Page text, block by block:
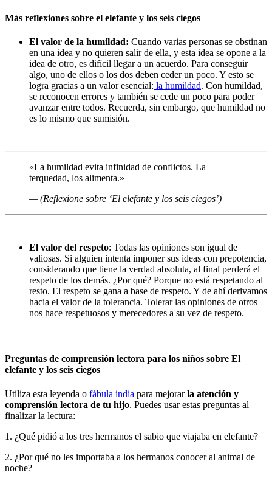
Más reflexiones sobre el elefante y los seis ciegos
El valor de la humildad: Cuando varias personas se obstinan
en una idea y no quieren salir de ella, y esta idea se opone a la
idea de otro, es difícil llegar a un acuerdo. Para conseguir
algo, uno de ellos o los dos deben ceder un poco. Y esto se
logra gracias a un valor esencial: la humildad. Con humildad,
se reconocen errores y también se cede un poco para poder
avanzar entre todos. Recuerda, sin embargo, que humildad no
es lo mismo que sumisión.
«La humildad evita infinidad de conflictos. La
terquedad, los alimenta.»
— (Reflexione sobre ‘El elefante y los seis ciegos’)
El valor del respeto: Todas las opiniones son igual de
valiosas. Si alguien intenta imponer sus ideas con prepotencia,
considerando que tiene la verdad absoluta, al final perderá el
respeto de los demás. ¿Por qué? Porque no está respetando al
resto. El respeto se gana a base de respeto. Y de ahí derivamos
hacia el valor de la tolerancia. Tolerar las opiniones de otros
nos hace respetuosos y merecedores a su vez de respeto.
Preguntas de comprensión lectora para los niños sobre El
elefante y los seis ciegos
Utiliza esta leyenda o fábula india para mejorarla atención y
comprensión lectora de tu hijo. Puedes usar estas preguntas al
finalizar la lectura:
1. ¿Qué pidió a los tres hermanos el sabio que viajaba en elefante?
2. ¿Por qué no les importaba a los hermanos conocer al animal de
noche?